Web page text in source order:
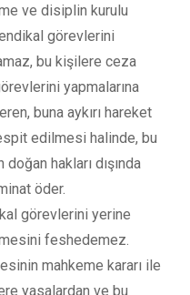
ve disiplin kurulu
görevlerini
bu kişilere ceza
yapmalarına
buna aykırı hareket
edilmesi halinde, bu
hakları dışında
öder.
görevlerini yerine
feshedemez.
mahkeme kararı ile
yasalardan ve bu